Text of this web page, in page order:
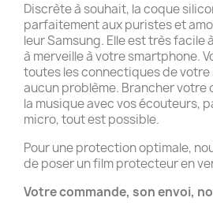
Discrète à souhait, la coque
parfaitement aux puristes et
leur Samsung. Elle est très facile
à merveille à votre smartphone.
toutes les connectiques de
aucun problème. Brancher votre
la musique avec vos écouteurs,
micro, tout est possible.
Pour une protection optimale,
de poser un film protecteur en
Votre commande, son envoi,